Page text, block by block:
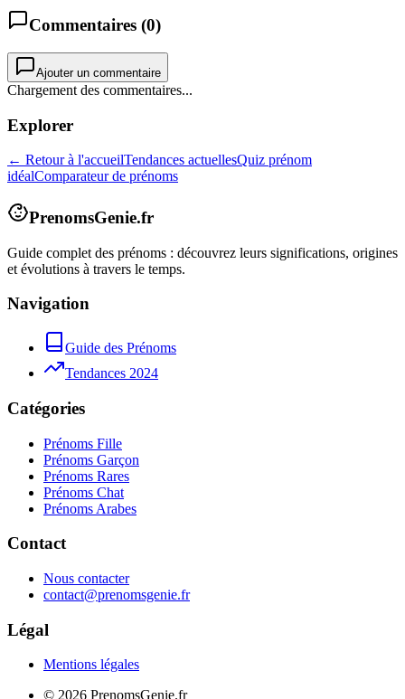
Commentaires (0)
Ajouter un commentaire
Chargement des commentaires...
Explorer
← Retour à l'accueilTendances actuellesQuiz prénom
idéalComparateur de prénoms
PrenomsGenie.fr
Guide complet des prénoms : découvrez leurs significations, origines
et évolutions à travers le temps.
Navigation
Guide des Prénoms
Tendances 2024
Catégories
Prénoms Fille
Prénoms Garçon
Prénoms Rares
Prénoms Chat
Prénoms Arabes
Contact
Nous contacter
contact@prenomsgenie.fr
Légal
Mentions légales
© 2026 PrenomsGenie.fr